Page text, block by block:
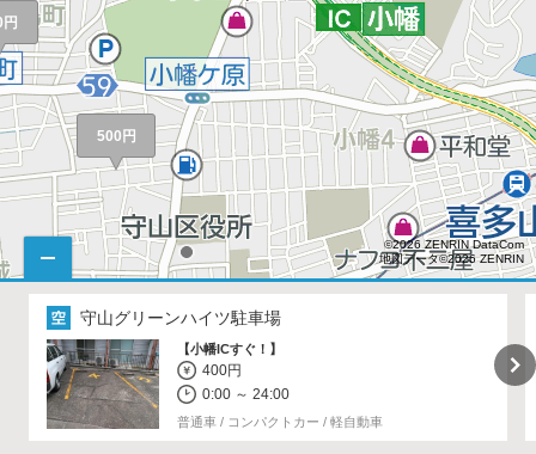
500円
450円
450円
©2026 ZENRIN DataCom
地図データ©2026 ZENRIN
守山グリーンハイツ駐車場
【小幡ICすぐ！】
400円
0:00 ～ 24:00
普通車 / コンパクトカー / 軽自動車